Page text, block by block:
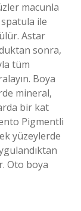
macunla
ile
Astar
sonra,
tüm
Boya
mineral,
bir kat
Pigmentli
yüzeylerde
Oto boya